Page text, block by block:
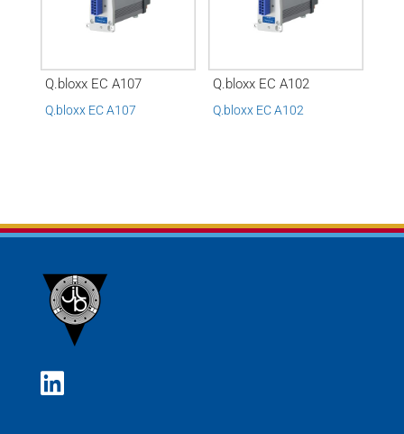
Q.bloxx EC A107
Q.bloxx EC A107
Q.bloxx EC A102
Q.bloxx EC A102